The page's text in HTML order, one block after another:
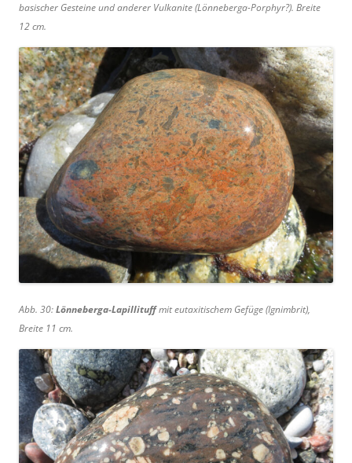
basischer Gesteine und anderer Vulkanite (Lönneberga-Porphyr?). Breite
12 cm.
Abb. 30:Lönneberga-Lapillituffmit eutaxitischem Gefüge (Ignimbrit),
Breite 11 cm.